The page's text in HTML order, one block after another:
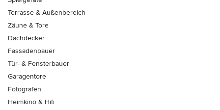
Terrasse & Außenbereich
Zäune & Tore
Dachdecker
Fassadenbauer
Tür- & Fensterbauer
Garagentore
Fotografen
Heimkino & Hifi